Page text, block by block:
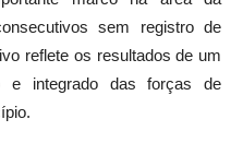
sem registro de
reflete os resultados de um
e integrado das forças de